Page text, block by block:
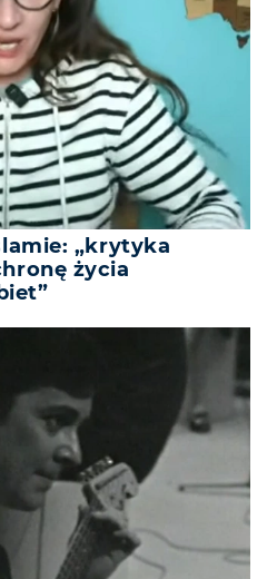
„krytyka
życia